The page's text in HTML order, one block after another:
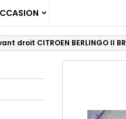
droit CITROEN BERLINGO II